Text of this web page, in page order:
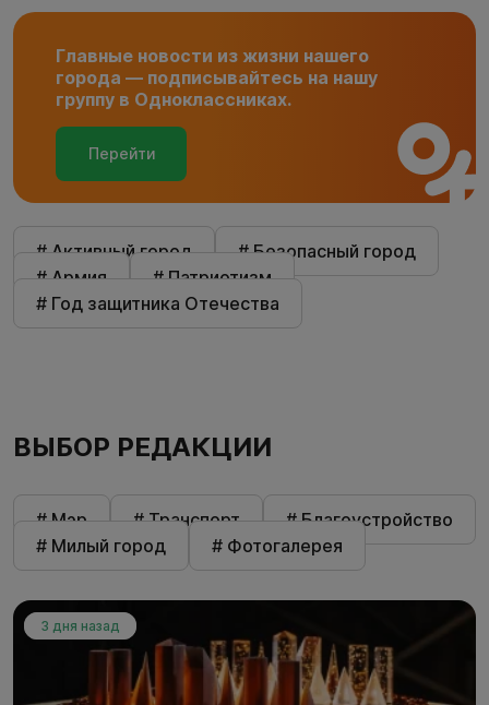
Главные новости из жизни нашего
города — подписывайтесь на нашу
группу в Одноклассниках.
Перейти
# Активный город
# Безопасный город
# Армия
# Патриотизм
# Год защитника Отечества
ВЫБОР РЕДАКЦИИ
# Мэр # Транспорт
# Благоустройство
# Милый город
# Фотогалерея
3 дня назад